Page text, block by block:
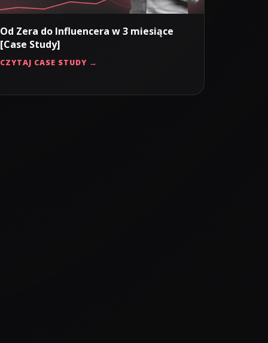
Od Zera do Influencera w 3 miesiące
[Case Study]
CZYTAJ CASE STUDY →